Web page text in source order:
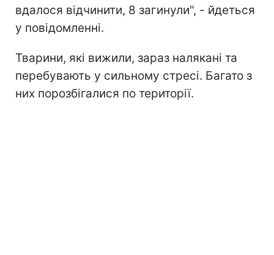
вдалося відчинити, 8 загинули", - йдеться
у повідомленні.
Тварини, які вижили, зараз налякані та
перебувають у сильному стресі. Багато з
них порозбігалися по території.